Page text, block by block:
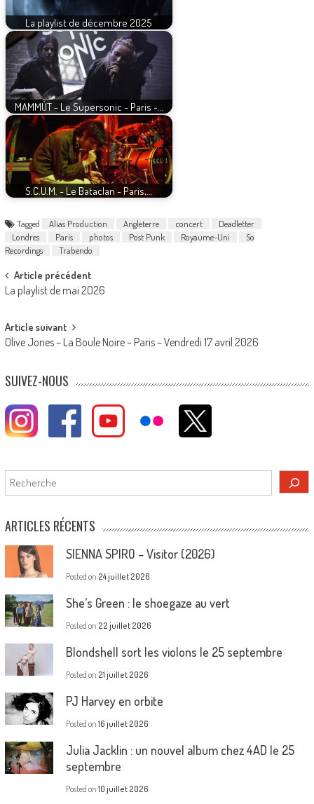
La playlist de décembre 2025
MAMMÚT - Le Supersonic - Paris -…
S.C.U.M. - Le Bataclan - Paris,…
Tagged Alias Production Angleterre concert
Deadletter
Londres
Paris photos Post Punk Royaume-Uni
So
Recordings
Trabendo
Post
navigation
Article précédent
La playlist de mai 2026
Article suivant
Olive Jones – La Boule Noire – Paris – Vendredi 17 avril 2026
SUIVEZ-NOUS
Rechercher
ARTICLES RÉCENTS
SIENNA SPIRO – Visitor (2026)
Posted on 24 juillet 2026
She’s Green : le shoegaze au vert
Posted on 22 juillet 2026
Blondshell sort les violons le 25 septembre
Posted on 21 juillet 2026
PJ Harvey en orbite
Posted on 16 juillet 2026
Julia Jacklin : un nouvel album chez 4AD le 25
septembre
Posted on 10 juillet 2026